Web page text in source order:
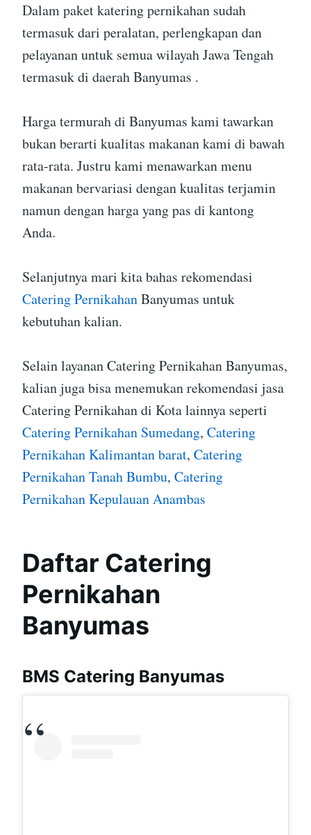
Dalam paket katering pernikahan sudah
termasuk dari peralatan, perlengkapan dan
pelayanan untuk semua wilayah Jawa Tengah
termasuk di daerah Banyumas .
Harga termurah di Banyumas kami tawarkan
bukan berarti kualitas makanan kami di bawah
rata-rata. Justru kami menawarkan menu
makanan bervariasi dengan kualitas terjamin
namun dengan harga yang pas di kantong
Anda.
Selanjutnya mari kita bahas rekomendasi
Catering PernikahanBanyumas untuk
kebutuhan kalian.
Selain layanan Catering Pernikahan Banyumas,
kalian juga bisa menemukan rekomendasi jasa
Catering Pernikahan di Kota lainnya seperti
Catering Pernikahan Sumedang, Catering
Pernikahan Kalimantan barat, Catering
Pernikahan Tanah Bumbu, Catering
Pernikahan Kepulauan Anambas
Daftar Catering
Pernikahan
Banyumas
BMS Catering Banyumas